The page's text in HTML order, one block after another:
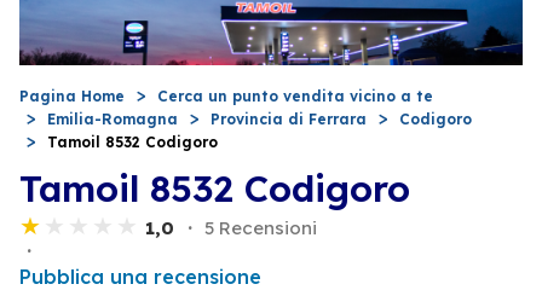
Pagina Home
Cerca un punto vendita vicino a te
Emilia-Romagna
Provincia di Ferrara
Codigoro
Tamoil 8532 Codigoro
Tamoil 8532 Codigoro
1,0 5 Recensioni
Pubblica una recensione